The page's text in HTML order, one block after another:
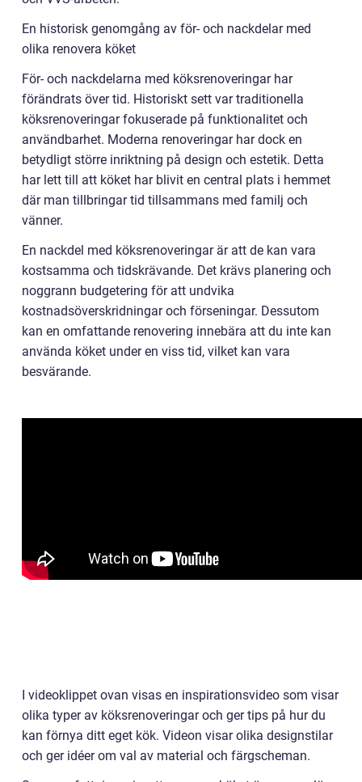
En historisk genomgång av för- och nackdelar med
olika renovera köket
För- och nackdelarna med köksrenoveringar har
förändrats över tid. Historiskt sett var traditionella
köksrenoveringar fokuserade på funktionalitet och
användbarhet. Moderna renoveringar har dock en
betydligt större inriktning på design och estetik. Detta
har lett till att köket har blivit en central plats i hemmet
där man tillbringar tid tillsammans med familj och
vänner.
En nackdel med köksrenoveringar är att de kan vara
kostsamma och tidskrävande. Det krävs planering och
noggrann budgetering för att undvika
kostnadsöverskridningar och förseningar. Dessutom
kan en omfattande renovering innebära att du inte kan
använda köket under en viss tid, vilket kan vara
besvärande.
I videoklippet ovan visas en inspirationsvideo som visar
olika typer av köksrenoveringar och ger tips på hur du
kan förnya ditt eget kök. Videon visar olika designstilar
och ger idéer om val av material och färgscheman.